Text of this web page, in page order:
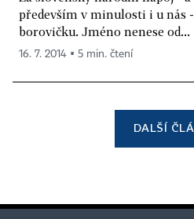
především v minulosti i u nás
borovičku. Jméno nenese od...
16. 7. 2014 ▪ 5 min. čtení
DALŠÍ